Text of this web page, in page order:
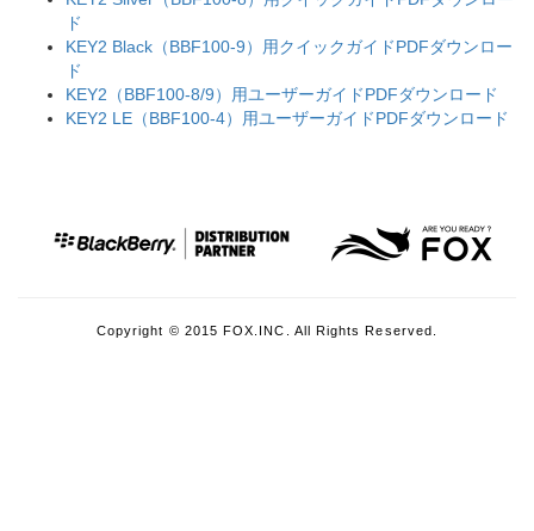
ド
KEY2 Black（BBF100-9）用クイックガイドPDFダウンロー
ド
KEY2（BBF100-8/9）用ユーザーガイドPDFダウンロード
KEY2 LE（BBF100-4）用ユーザーガイドPDFダウンロード
Copyright © 2015 FOX.INC. All Rights Reserved.